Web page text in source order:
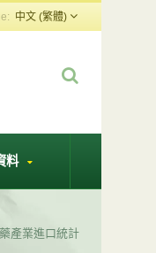
中文 (繁體)
料
產業進口統計